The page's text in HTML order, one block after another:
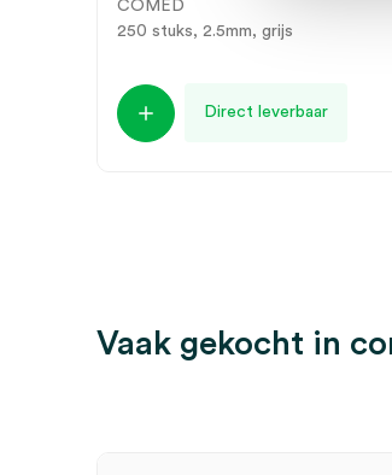
COMED
250 stuks, 2.5mm, grijs
Direct leverbaar
Vaak gekocht in